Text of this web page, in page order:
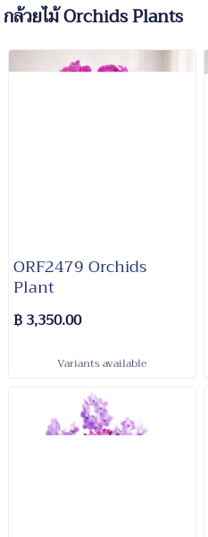
กล้วยไม้ Orchids Plants
ORF2479 Orchids​
Plant​
฿ 3,350.00
Variants available